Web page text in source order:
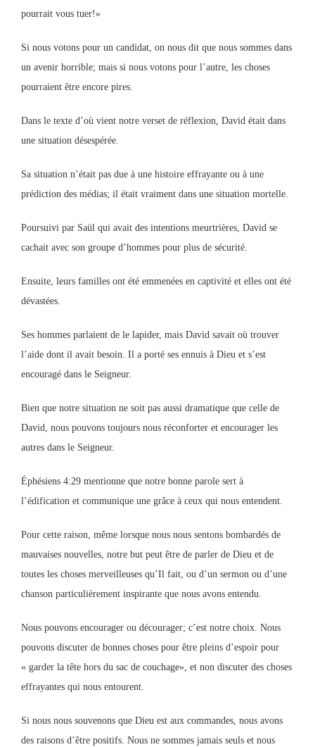
pourrait vous tuer!»
Si nous votons pour un candidat, on nous dit que nous sommes dans
un avenir horrible; mais si nous votons pour l’autre, les choses
pourraient être encore pires.
Dans le texte d’où vient notre verset de réflexion, David était dans
une situation désespérée.
Sa situation n’était pas due à une histoire effrayante ou à une
prédiction des médias; il était vraiment dans une situation mortelle.
Poursuivi par Saül qui avait des intentions meurtrières, David se
cachait avec son groupe d’hommes pour plus de sécurité.
Ensuite, leurs familles ont été emmenées en captivité et elles ont été
dévastées.
Ses hommes parlaient de le lapider, mais David savait où trouver
l’aide dont il avait besoin. Il a porté ses ennuis à Dieu et s’est
encouragé dans le Seigneur.
Bien que notre situation ne soit pas aussi dramatique que celle de
David, nous pouvons toujours nous réconforter et encourager les
autres dans le Seigneur.
Éphésiens 4:29 mentionne que notre bonne parole sert à
l’édification et communique une grâce à ceux qui nous entendent.
Pour cette raison, même lorsque nous nous sentons bombardés de
mauvaises nouvelles, notre but peut être de parler de Dieu et de
toutes les choses merveilleuses qu’Il fait, ou d’un sermon ou d’une
chanson particulièrement inspirante que nous avons entendu.
Nous pouvons encourager ou décourager; c’est notre choix. Nous
pouvons discuter de bonnes choses pour être pleins d’espoir pour
« garder la tête hors du sac de couchage», et non discuter des choses
effrayantes qui nous entourent.
Si nous nous souvenons que Dieu est aux commandes, nous avons
des raisons d’être positifs. Nous ne sommes jamais seuls et nous